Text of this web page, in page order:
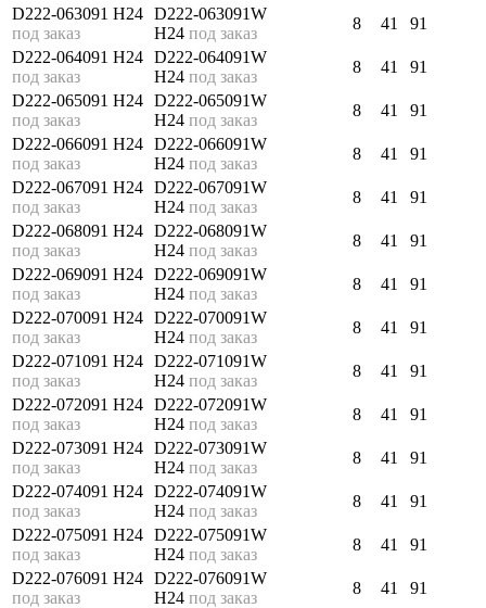
D222-063091 H24
под заказ
D222-063091W
H24 под заказ
8 41
91
D222-064091 H24
под заказ
D222-064091W
H24 под заказ
8 41
91
D222-065091 H24
под заказ
D222-065091W
H24 под заказ
8 41
91
D222-066091 H24
под заказ
D222-066091W
H24 под заказ
8 41
91
D222-067091 H24
под заказ
D222-067091W
H24 под заказ
8 41
91
D222-068091 H24
под заказ
D222-068091W
H24 под заказ
8 41
91
D222-069091 H24
под заказ
D222-069091W
H24 под заказ
8 41
91
D222-070091 H24
под заказ
D222-070091W
H24 под заказ
8 41
91
D222-071091 H24
под заказ
D222-071091W
H24 под заказ
8 41
91
D222-072091 H24
под заказ
D222-072091W
H24 под заказ
8 41
91
D222-073091 H24
под заказ
D222-073091W
H24 под заказ
8 41
91
D222-074091 H24
под заказ
D222-074091W
H24 под заказ
8 41
91
D222-075091 H24
под заказ
D222-075091W
H24 под заказ
8 41
91
D222-076091 H24
под заказ
D222-076091W
H24 под заказ
8 41 91